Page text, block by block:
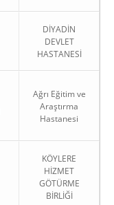
DİYADİN
DEVLET
HASTANESİ
Ağrı Eğitim ve
Araştırma
Hastanesi
KÖYLERE
HİZMET
GÖTÜRME
BİRLİĞİ